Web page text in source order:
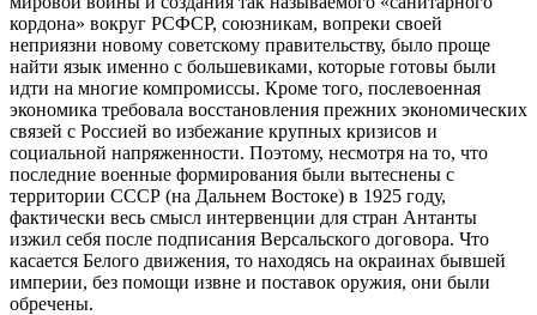
кордона» вокруг РСФСР, союзникам, вопреки своей
неприязни новому советскому правительству, было проще
найти язык именно с большевиками, которые готовы были
идти на многие компромиссы. Кроме того, послевоенная
экономика требовала восстановления прежних экономических
связей с Россией во избежание крупных кризисов и
социальной напряженности. Поэтому, несмотря на то, что
последние военные формирования были вытеснены с
территории СССР (на Дальнем Востоке) в 1925 году,
фактически весь смысл интервенции для стран Антанты
изжил себя после подписания Версальского договора. Что
касается Белого движения, то находясь на окраинах бывшей
империи, без помощи извне и поставок оружия, они были
обречены.